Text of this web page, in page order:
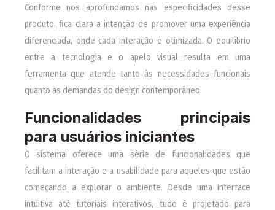
Conforme nos aprofundamos nas especificidades desse
produto, fica clara a intenção de promover uma experiência
diferenciada, onde cada interação é otimizada. O equilíbrio
entre a tecnologia e o apelo visual resulta em uma
ferramenta que atende tanto às necessidades funcionais
quanto às demandas do design contemporâneo.
Funcionalidades principais
para usuários iniciantes
O sistema oferece uma série de funcionalidades que
facilitam a interação e a usabilidade para aqueles que estão
começando a explorar o ambiente. Desde uma interface
intuitiva até tutoriais interativos, tudo é projetado para